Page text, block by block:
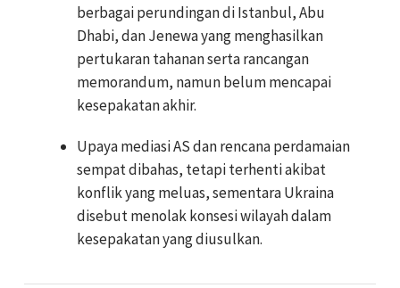
berbagai perundingan di Istanbul, Abu
Dhabi, dan Jenewa yang menghasilkan
pertukaran tahanan serta rancangan
memorandum, namun belum mencapai
kesepakatan akhir.
Upaya mediasi AS dan rencana perdamaian
sempat dibahas, tetapi terhenti akibat
konflik yang meluas, sementara Ukraina
disebut menolak konsesi wilayah dalam
kesepakatan yang diusulkan.